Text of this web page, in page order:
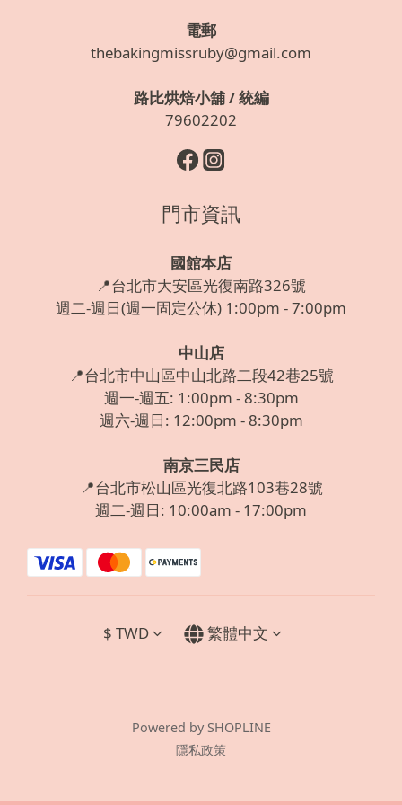
電郵
thebakingmissruby@gmail.com
路比烘焙小舖 / 統編
79602202
門市資訊
國館本店
📍台北市大安區光復南路326號
週二-週日(週一固定公休) 1:00pm - 7:00pm
中山店
📍台北市中山區中山北路二段42巷25號
週一-週五: 1:00pm - 8:30pm
週六-週日: 12:00pm - 8:30pm
南京三民店
📍台北市松山區光復北路103巷28號
週二-週日: 10:00am - 17:00pm
$ TWD 繁體中文
Powered by SHOPLINE
隱私政策